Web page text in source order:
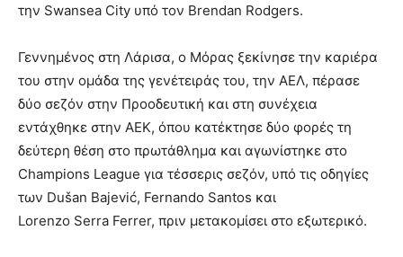
την Swansea City υπό τον Brendan Rodgers.
Γεννημένος στη Λάρισα, ο Μόρας ξεκίνησε την καριέρα
του στην ομάδα της γενέτειράς του, την ΑΕΛ, πέρασε
δύο σεζόν στην Προοδευτική και στη συνέχεια
εντάχθηκε στην ΑΕΚ, όπου κατέκτησε δύο φορές τη
δεύτερη θέση στο πρωτάθλημα και αγωνίστηκε στο
Champions League για τέσσερις σεζόν, υπό τις οδηγίες
των Dušan Bajević, Fernando Santos και
Lorenzo Serra Ferrer, πριν μετακομίσει στο εξωτερικό.